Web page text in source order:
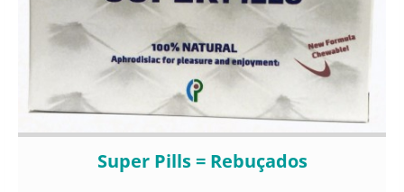
Super Pills = Rebuçados